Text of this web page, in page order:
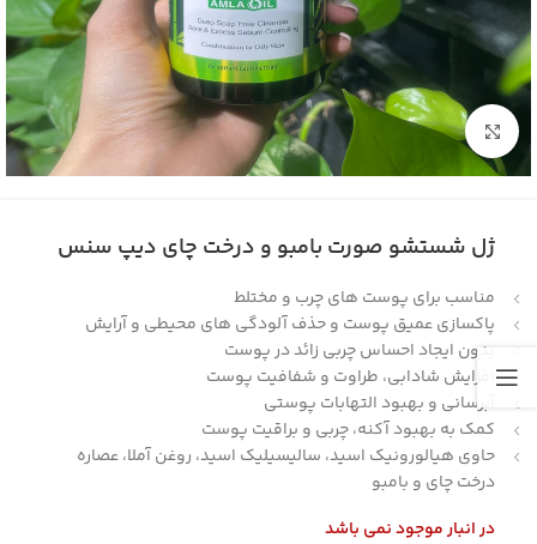
بزرگنمایی تصویر
ژل شستشو صورت بامبو و درخت چای دیپ سنس
مناسب برای پوست های چرب و مختلط
پاکسازی عمیق پوست و حذف آلودگی‌ های محیطی و آرایش
بدون ایجاد احساس چربی زائد در پوست
افزایش شادابی، طراوت و شفافیت پوست
آبرسانی و بهبود التهابات پوستی
کمک به بهبود آکنه، چربی و براقیت پوست
حاوی هیالورونیک اسید، سالیسیلیک اسید، روغن آملا، عصاره
درخت چای و بامبو
در انبار موجود نمی باشد